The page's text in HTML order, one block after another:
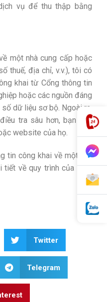
vụ để thu thập bằng
một nhà cung cấp hoặc
thuế, địa chỉ, v.v.), tôi có
khai từ Cổng thông tin
hoặc các nguồn đáng
dữ liệu sơ bộ. Ngoài ra,
tra sâu hơn, bạn nên
website của họ.
tin công khai về một đối
tiết về quy trình của VDT
Twitter
Telegram